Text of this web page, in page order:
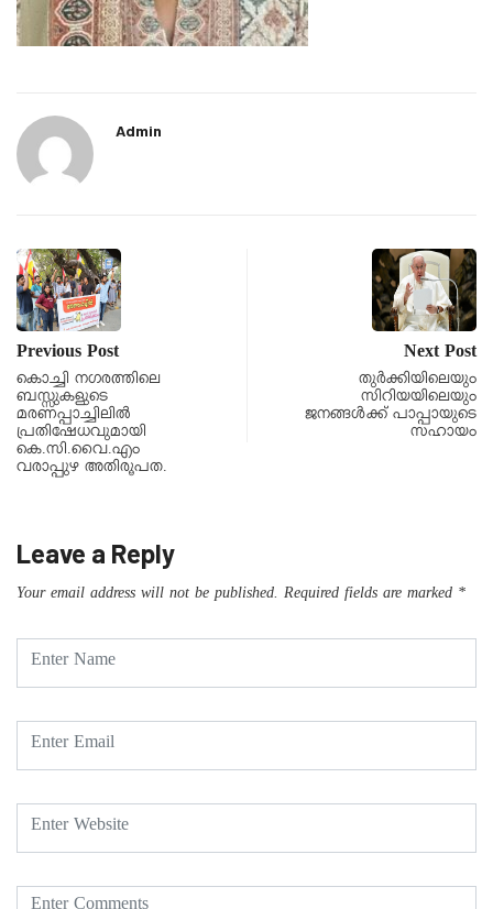
Admin
Previous Post
കൊച്ചി നഗരത്തിലെ
ബസ്സുകളുടെ
മരണപ്പാച്ചിലിൽ
പ്രതിഷേധവുമായി
കെ.സി.വൈ.എം
വരാപ്പുഴ അതിരൂപത.
Next Post
തുർക്കിയിലെയും
സിറിയയിലെയും
ജനങ്ങൾക്ക് പാപ്പായുടെ
സഹായം
Leave a Reply
Your email address will not be published. Required fields are marked *